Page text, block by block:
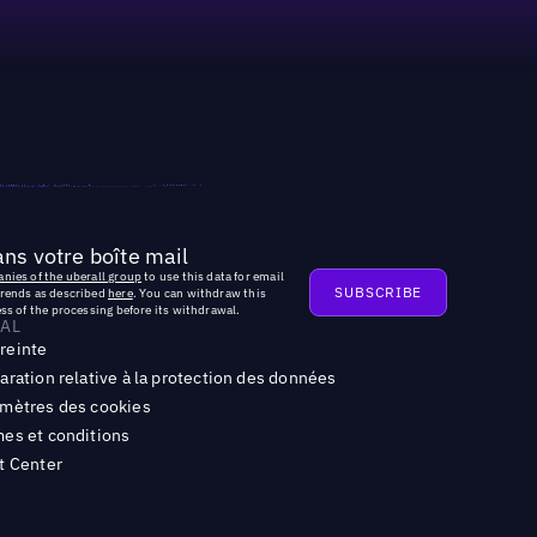
votre boîte mail
of the uberall groupto use this data for email
as described here. You can withdraw this
of the processing before its withdrawal.
relative à la protection des données
des cookies
et conditions
Center